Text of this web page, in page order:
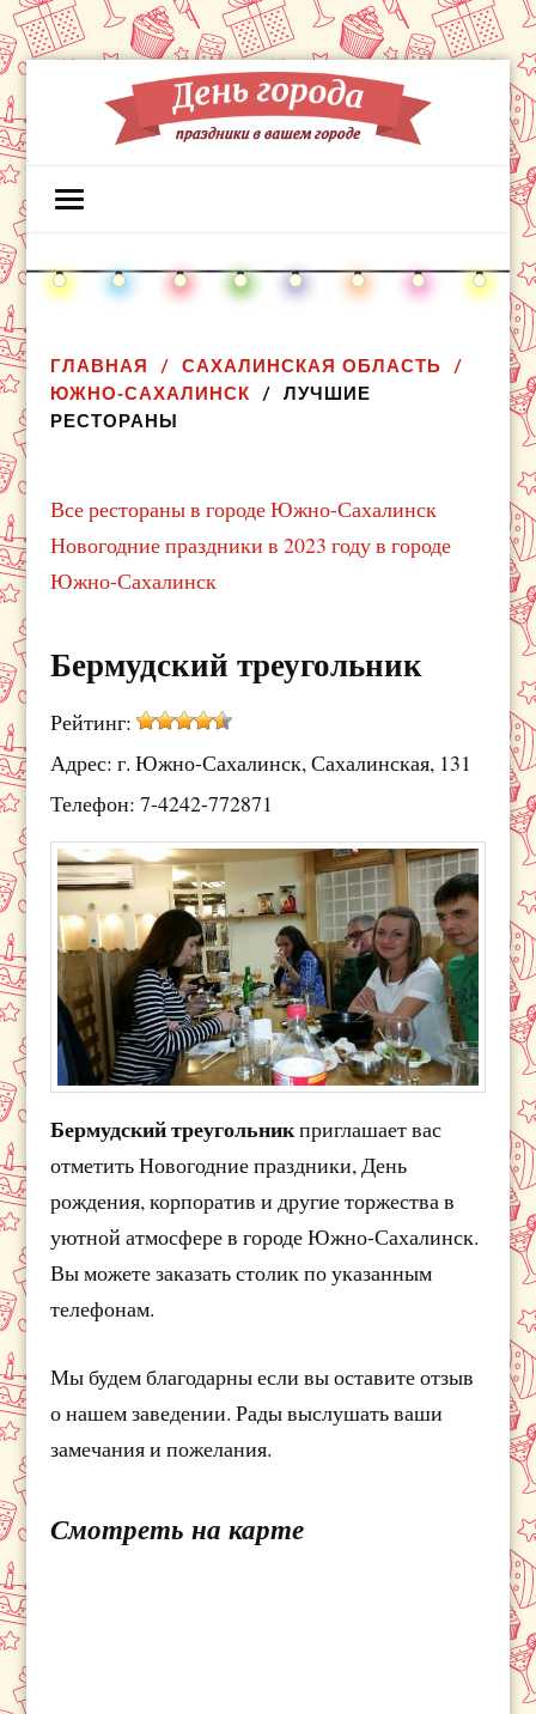
ГЛАВНАЯ
САХАЛИНСКАЯ ОБЛАСТЬ
ЮЖНО-САХАЛИНСК
ЛУЧШИЕ
РЕСТОРАНЫ
Все рестораны в городе Южно-Сахалинск
Новогодние праздники в 2023 году в городе
Южно-Сахалинск
Бермудский треугольник
Рейтинг:
Адрес: г. Южно-Сахалинск, Сахалинская, 131
Телефон: 7-4242-772871
Бермудский треугольникприглашает вас
отметить Новогодние праздники, День
рождения, корпоратив и другие торжества в
уютной атмосфере в городе Южно-Сахалинск.
Вы можете заказать столик по указанным
телефонам.
Мы будем благодарны если вы оставите отзыв
о нашем заведении. Рады выслушать ваши
замечания и пожелания.
Смотреть на карте